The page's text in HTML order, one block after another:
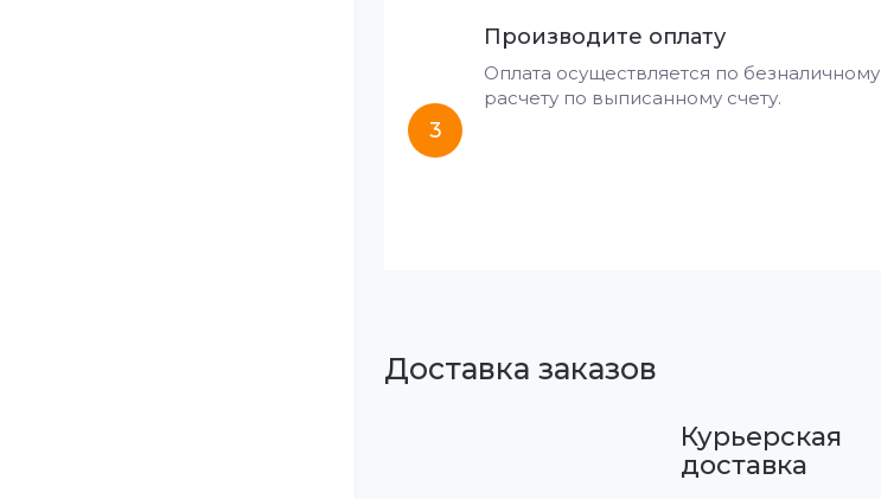
3
Производите оплату
Оплата осуществляется по безналичному
расчету по выписанному счету.
Доставка заказов
Курьерская
доставка